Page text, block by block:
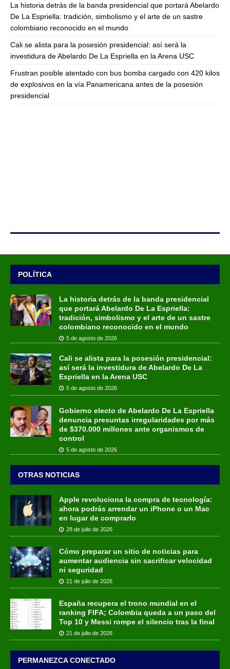
La historia detrás de la banda presidencial que portará Abelardo
De La Espriella: tradición, simbolismo y el arte de un sastre
colombiano reconocido en el mundo
Cali se alista para la posesión presidencial: así será la
investidura de Abelardo De La Espriella en la Arena USC
Frustran posible atentado con bus bomba cargado con 420 kilos
de explosivos en la vía Panamericana antes de la posesión
presidencial
POLÍTICA
La historia detrás de la banda presidencial
que portará Abelardo De La Espriella:
tradición, simbolismo y el arte de un sastre
colombiano reconocido en el mundo
5 de agosto de 2026
Cali se alista para la posesión presidencial:
así será la investidura de Abelardo De La
Espriella en la Arena USC
5 de agosto de 2026
Gobierno electo de Abelardo De La Espriella
denuncia presuntas irregularidades por más
de $370.000 millones ante organismos de
control
5 de agosto de 2026
OTRAS NOTICIAS
Apple revoluciona la compra de tecnología:
ahora podrás arrendar un iPhone o un Mac
en lugar de comprarlo
28 de julio de 2026
Cómo preparar un sitio de noticias para
aumentar audiencia sin sacrificar velocidad
ni seguridad
21 de julio de 2026
España recupera el trono mundial en el
ranking FIFA; Colombia queda a un paso del
Top 10 y Messi rompe el silencio tras la final
21 de julio de 2026
PERMANEZCA CONECTADO